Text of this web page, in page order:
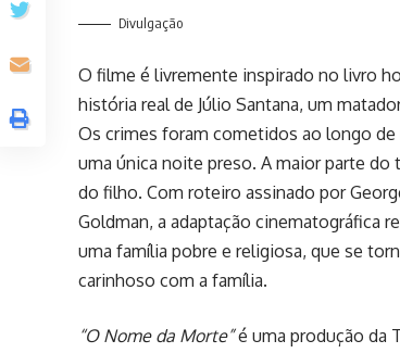
Divulgação
O filme é livremente inspirado no livro
história real de Júlio Santana, um
Os crimes foram cometidos ao longo
uma única noite preso. A maior parte
do filho. Com roteiro assinado por
Goldman, a adaptação cinematográfica
uma família pobre e religiosa, que se
carinhoso com a família.
“O Nome da Morte”é uma produção da